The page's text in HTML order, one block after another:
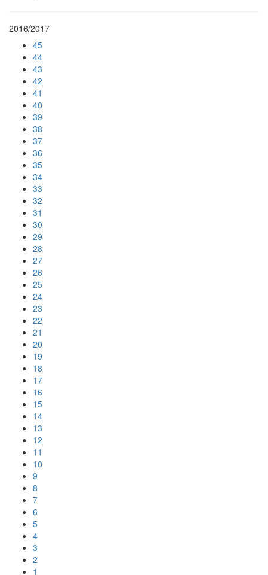
2016/2017
45
44
43
42
41
40
39
38
37
36
35
34
33
32
31
30
29
28
27
26
25
24
23
22
21
20
19
18
17
16
15
14
13
12
11
10
9
8
7
6
5
4
3
2
1